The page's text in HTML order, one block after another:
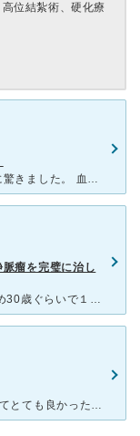
位結紮術、硬化療
下肢静脈瘤で受診しました。先生の腰の低さに驚きました。 血栓が出来ていたのですが、数日後に飛行機にのると伝えたら直ぐに次の日に手術をしてくださり、終わったら『気をつけていってらっしゃい』などと先生自
瘤を完璧に治し
約４０年調理師をしています。 立ち仕事のため30歳ぐらいで１回目の下肢静脈瘤のレーザー手術をしました。その後何年かはよかったのですが、徐々に再発。気になりつつもなかなか病院に行けずにいました。結局再
2年前に知り合いから下肢静脈瘤で診療を受けてとても良かったというのを聞いていて、私も何となく気になっていたので診察を受けたところ 受付を始め、診察までの段取り、先生の誠実な対応があまりに良くてびっく